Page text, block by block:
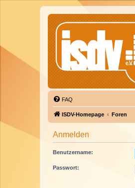
FAQ
ISDV-Homepage Foren
Anmelden
Benutzername:
Passwort: